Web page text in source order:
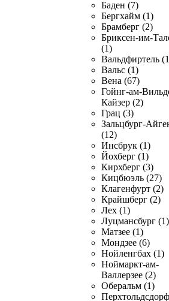
Баден (7)
Бергхайм (1)
Брамберг (2)
Бриксен-им-
(1)
Вальдфиртель
Вальс (1)
Вена (67)
Гойнг-ам-
Кайзер (2)
Грац (3)
Зальцбург-
(12)
Инсбрук (1)
Йохберг (1)
Кирхберг (3)
Кицбюэль (27)
Клагенфурт (2)
Крайшберг (2)
Лех (1)
Луцмансбург (1)
Матзее (1)
Мондзее (6)
Нойленгбах (1)
Ноймаркт-ам-
Валлерзее (2)
Оберальм (1)